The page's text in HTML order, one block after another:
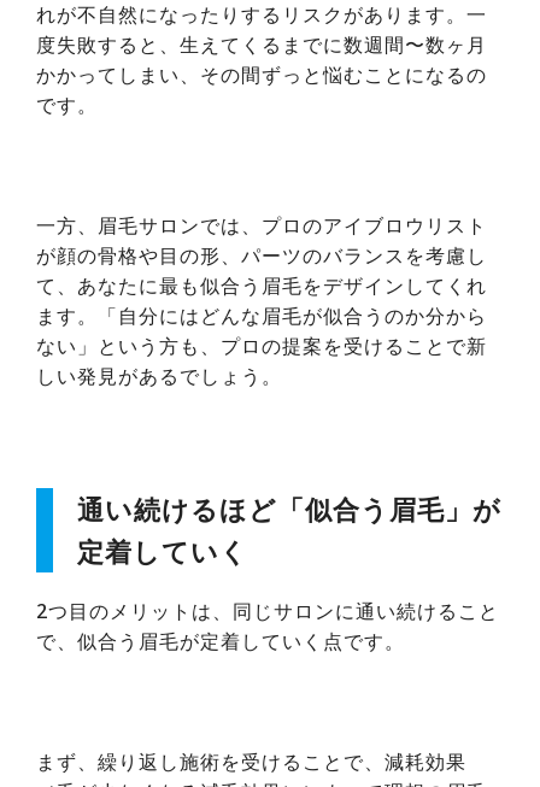
れが不自然になったりするリスクがあります。一
度失敗すると、生えてくるまでに数週間〜数ヶ月
かかってしまい、その間ずっと悩むことになるの
です。
一方、眉毛サロンでは、プロのアイブロウリスト
が顔の骨格や目の形、パーツのバランスを考慮し
て、あなたに最も似合う眉毛をデザインしてくれ
ます。「自分にはどんな眉毛が似合うのか分から
ない」という方も、プロの提案を受けることで新
しい発見があるでしょう。
通い続けるほど「似合う眉毛」が
定着していく
2つ目のメリットは、同じサロンに通い続けること
で、似合う眉毛が定着していく点です。
まず、繰り返し施術を受けることで、減耗効果